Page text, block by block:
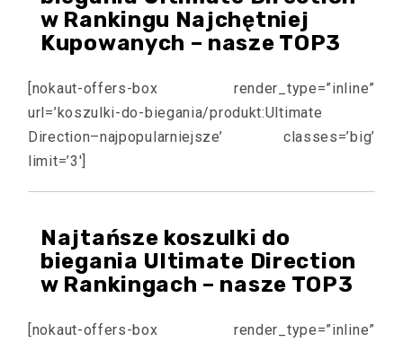
w Rankingu Najchętniej
Kupowanych – nasze TOP3
[nokaut-offers-box render_type=”inline”
url=’koszulki-do-biegania/produkt:Ultimate
Direction–najpopularniejsze’ classes=’big’
limit=’3′]
Najtańsze koszulki do
biegania Ultimate Direction
w Rankingach – nasze TOP3
[nokaut-offers-box render_type=”inline”